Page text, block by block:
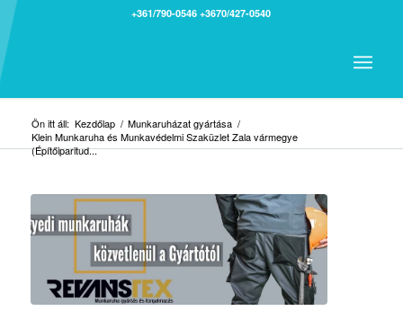
+361/790-0546 +3670/427-0540
Ön itt áll: Kezdőlap / Munkaruházat gyártása /
Klein Munkaruha és Munkavédelmi Szaküzlet Zala vármegye
(Építőiparitud...